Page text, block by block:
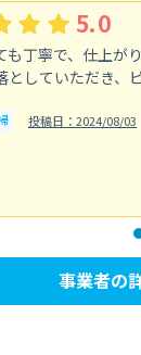
5.0
も丁寧で、仕上が
としていただき、
投稿日：2024/08/03
事業者の